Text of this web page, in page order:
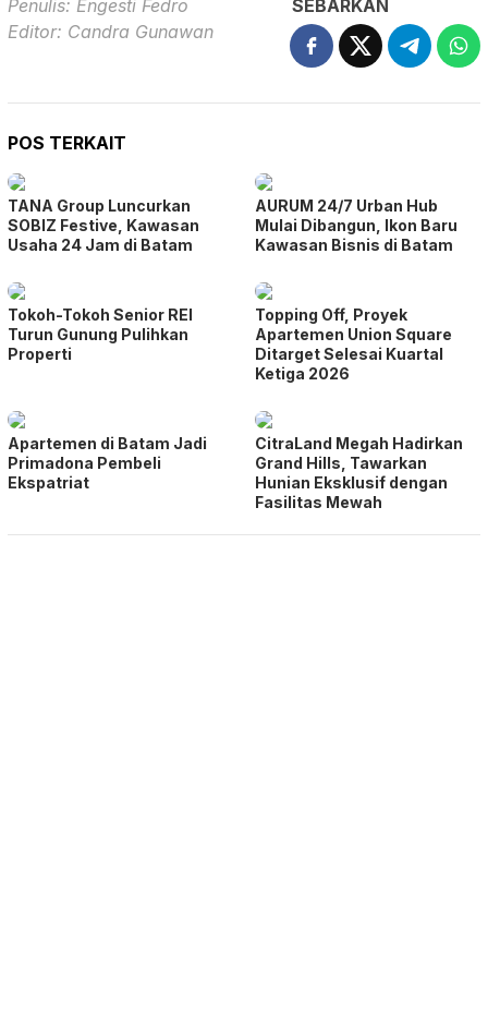
Penulis: Engesti Fedro
Editor: Candra Gunawan
SEBARKAN
POS TERKAIT
TANA Group Luncurkan
SOBIZ Festive, Kawasan
Usaha 24 Jam di Batam
AURUM 24/7 Urban Hub
Mulai Dibangun, Ikon Baru
Kawasan Bisnis di Batam
Tokoh-Tokoh Senior REI
Turun Gunung Pulihkan
Properti
Topping Off, Proyek
Apartemen Union Square
Ditarget Selesai Kuartal
Ketiga 2026
Apartemen di Batam Jadi
Primadona Pembeli
Ekspatriat
CitraLand Megah Hadirkan
Grand Hills, Tawarkan
Hunian Eksklusif dengan
Fasilitas Mewah